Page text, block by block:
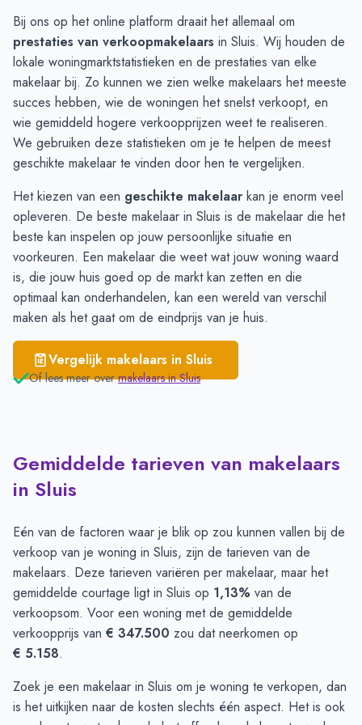
Groede
€ 3.811
Breskens
€ 3.712
Sluis
€ 3.084
Oostburg
€ 2.873
IJzendijke
€ 2.732
Aardenburg
€ 2.597
Bij ons op het online platform draait het allemaal om
prestaties van verkoopmakelaars in Sluis. Wij houden de
lokale woningmarktstatistieken en de prestaties van elke
makelaar bij. Zo kunnen we zien welke makelaars het meeste
succes hebben, wie de woningen het snelst verkoopt, en
wie gemiddeld hogere verkoopprijzen weet te realiseren.
We gebruiken deze statistieken om je te helpen de meest
geschikte makelaar te vinden door hen te vergelijken.
Het kiezen van een geschikte makelaar kan je enorm veel
opleveren. De beste makelaar in Sluis is de makelaar die het
beste kan inspelen op jouw persoonlijke situatie en
voorkeuren. Een makelaar die weet wat jouw woning waard
is, die jouw huis goed op de markt kan zetten en die
optimaal kan onderhandelen, kan een wereld van verschil
maken als het gaat om de eindprijs van je huis.
Vergelijk makelaars in Sluis
Of lees meer over makelaars inSluis
Gemiddelde tarieven van makelaars
in Sluis
Eén van de factoren waar je blik op zou kunnen vallen bij de
verkoop van je woning in Sluis, zijn de tarieven van de
makelaars. Deze tarieven variëren per makelaar, maar het
gemiddelde courtage ligt in Sluis op 1,13% van de
verkoopsom. Voor een woning met de gemiddelde
verkoopprijs van € 347.500 zou dat neerkomen op
€ 5.158.
Zoek je een makelaar in Sluis om je woning te verkopen, dan
is het uitkijken naar de kosten slechts één aspect. Het is ook